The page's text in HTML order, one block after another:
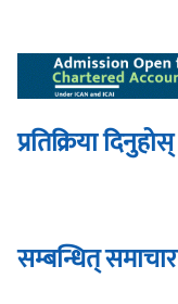
प्रतिक्रिया दिनुहोस्
सम्बन्धित् समाचार